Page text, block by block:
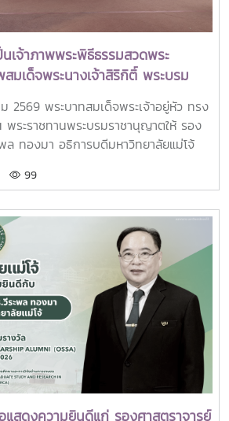
University of Singapore
Vice Chancellor, Tsinghua
Tan Eng Chye อธิการบดี
คโปร์ Professor Yang Bin รองประธาน
ตลอดจนประธานที่ประชุมอธิการบดี ทั้ง
ธิการบดีแห่งประเทศไทย (ทปอ.) ที่ประชุม
ราชภัฏ (ทปอ.มรภ.) ที่ประชุมอธิการบดี
ราชมงคล (ทปอ.มทร.) สมาคมสถาบัน
ด้าน Reinventing University ผ่าน
การนำเสนอกรณีศึกษาการประยุกต์ใช้
าคเอกชน รวมถึงกิจกรรม Forum-to-
ข้อเสนอเชิงนโยบายและแผนปฏิบัติการใน
ลัยไทยในอนาคตการเข้าร่วมประชุมในครั้ง
ตามทิศทางการเปลี่ยนแปลงของการ
ลกเปลี่ยนองค์ความรู้และสร้างความร่วม
นอุดมศึกษาทั่วประเทศ เพื่อร่วมกันพัฒนา
วทันการเปลี่ยนแปลงของโลกยุคดิจิทัล และ
ารศึกษา วิจัย และนวัตกรรมอย่างยั่งยืน
นเจ้าภาพพระพิธีธรรมสวดพระ
มเด็จพระนางเจ้าสิริกิติ์ พระบรม
ชชนนีพันปีหลวง พร้อมเข้ากราบ
เด็จพระเจ้าลูกเธอ เจ้าฟ้าพัชรกิติยา
ดี กรมหลวงราชสาริณีสิริพัชร มหา
2569 พระบาทสมเด็จพระเจ้าอยู่หัว ทรง
พระราชทานพระบรมราชานุญาตให้ รอง
ล ทองมา อธิการบดีมหาวิทยาลัยแม่โจ้
คน เป็นเจ้าภาพพระพิธีธรรมสวดพระ
ลวง ณ พระที่นั่งดุสิตมหาปราสาท
ะเข้ากราบถวายบังคมพระศพสมเด็จ
พัชรกิติยาภา นเรนทิราเทพยวดี กรมหลวง
วัชรราชธิดา ณ พระที่นั่งพิมานรัตยา
รเข้าร่วมพิธีในครั้งนี้ นับเป็นพระ
าล้นกระหม่อมแก่คณะผู้บริหาร
ษย์เก่า และบุคลากร มหาวิทยาลัยแม่โจ้ที่ได้
กดี ถวายความอาลัยและน้อมรำลึกในพระ
าที่สุดมิได้
99
แสดงความยินดีแก่ รองศาสตราจารย์